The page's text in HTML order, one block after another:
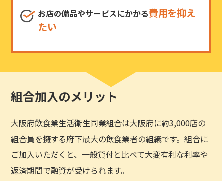
お店の備品やサービスにかかる費用を抑え
たい
組合加入のメリット
大阪府飲食業生活衛生同業組合は大阪府に約3,000店の
組合員を擁する府下最大の飲食業者の組織です。組合に
ご加入いただくと、一般貸付と比べて大変有利な利率や
返済期間で融資が受けられます。